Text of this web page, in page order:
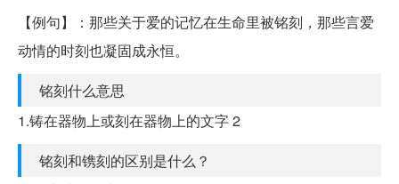
【例句】：那些关于爱的记忆在生命里被铭刻，那些言爱
动情的时刻也凝固成永恒。
铭刻什么意思
1.铸在器物上或刻在器物上的文字 2
铭刻和镌刻的区别是什么？